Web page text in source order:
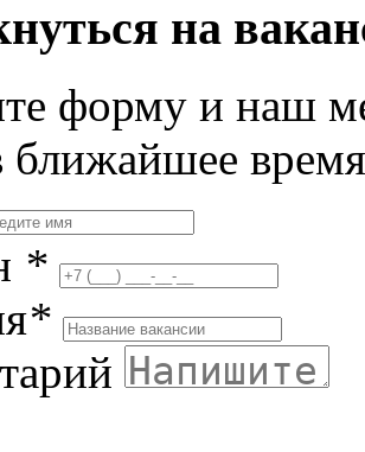
на
форму и наш
ближайшее время
*
*